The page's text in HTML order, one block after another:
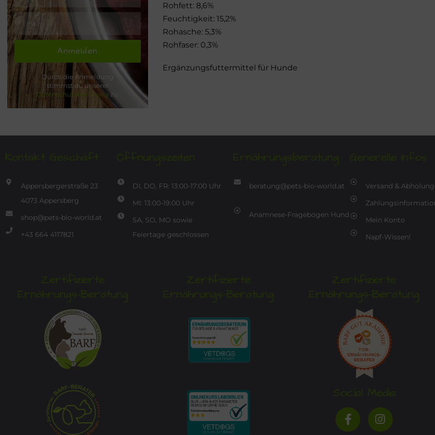
Anmelden
Durch die Anmeldung
stimmst du unserer
Datenschutzerklärungzu.
Rohfett: 8,6%
Feuchtigkeit: 15,2%
Rohasche: 5,3%
Rohfaser: 0,3%
Ergänzungsfuttermittel für Hunde
Kontakt Geschäft
Appersbergerstraße 23
4073 Appersberg
shop@pets-bio-world.at
+43 664 4117821
Öffnungszeiten
DI, DO, FR: 13:00-17:00 Uhr
MI: 13:00-19:00 Uhr
SA, SO, MO sowie
Feiertage geschlossen
Ernährungsberatung
beratung@pets-bio-world.at
Anamnese-Fragebogen Hund
Generelle Infos
Versand & Abholung
Mein Konto
Napf-Wissen!
Zertifizierte
Ernährungs-Beratung
Zertifizierte
Ernährungs-Beratung
Zertifizierte
Ernährungs-Beratung
Social Media